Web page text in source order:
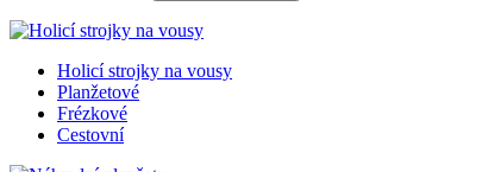
Holicí strojky na vousy
Planžetové
Frézkové
Cestovní